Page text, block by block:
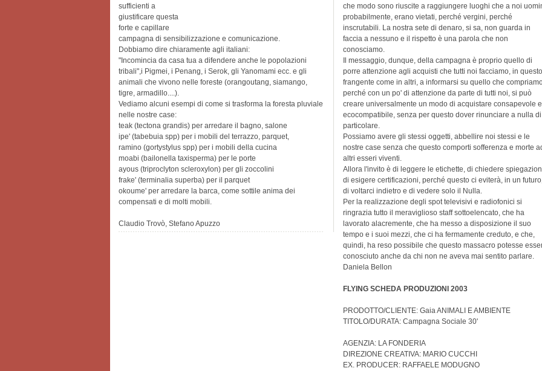
sufficienti a
giustificare questa
forte e capillare
campagna di sensibilizzazione e comunicazione.
Dobbiamo dire chiaramente agli italiani:
"Incomincia da casa tua a difendere anche le popolazioni
tribali",i Pigmei, i Penang, i Serok, gli Yanomami ecc. e gli
animali che vivono nelle foreste (orangoutang, siamango,
tigre, armadillo....).
Vediamo alcuni esempi di come si trasforma la foresta pluviale
nelle nostre case:
teak (tectona grandis) per arredare il bagno, salone
ipe' (tabebuia spp) per i mobili del terrazzo, parquet,
ramino (gortystylus spp) per i mobili della cucina
moabi (bailonella taxisperma) per le porte
ayous (triproclyton scleroxylon) per gli zoccolini
frake' (terminalia superba) per il parquet
okoume' per arredare la barca, come sottile anima dei
compensati e di molti mobili.
Claudio Trovò, Stefano Apuzzo
che modo sono riuscite a raggiungere luoghi che a noi
probabilmente, erano vietati, perché vergini, perché
inscrutabili. La nostra sete di denaro, si sa, non guarda in
faccia a nessuno e il rispetto è una parola che non
conosciamo.
Il messaggio, dunque, della campagna è proprio quello di
porre attenzione agli acquisti che tutti noi facciamo, in questo
frangente come in altri, a informarsi su quello che
perché con un po' di attenzione da parte di tutti noi, si può
creare universalmente un modo di acquistare consapevole e
ecocompatibile, senza per questo dover rinunciare a nulla di
particolare.
Possiamo avere gli stessi oggetti, abbellire noi stessi e le
nostre case senza che questo comporti sofferenza e morte
altri esseri viventi.
Allora l'invito è di leggere le etichette, di chiedere
di esigere certificazioni, perché questo ci eviterà, in un
di voltarci indietro e di vedere solo il Nulla.
Per la realizzazione degli spot televisivi e radiofonici si
ringrazia tutto il meraviglioso staff sottoelencato, che ha
lavorato alacremente, che ha messo a disposizione il suo
tempo e i suoi mezzi, che ci ha fermamente creduto, e che,
quindi, ha reso possibile che questo massacro potesse
conosciuto anche da chi non ne aveva mai sentito parlare.
Daniela Bellon
FLYING SCHEDA PRODUZIONI 2003
PRODOTTO/CLIENTE: Gaia ANIMALI E AMBIENTE
TITOLO/DURATA: Campagna Sociale 30'
AGENZIA: LA FONDERIA
DIREZIONE CREATIVA: MARIO CUCCHI
EX. PRODUCER: RAFFAELE MODUGNO